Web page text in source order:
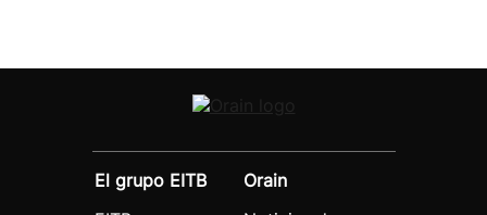
El grupo EITB
Orain